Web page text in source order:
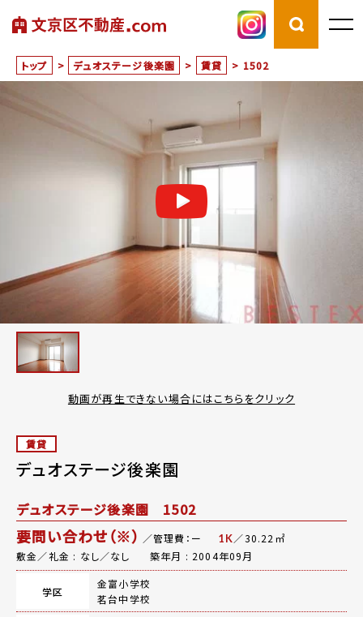
トップ > デュオステージ後楽園 > 賃貸 > 1502
動画が再生できない場合にはこちらをクリック
賃貸
デュオステージ後楽園
デュオステージ後楽園 1502
要問い合わせ（※） ／管理費：ー 1K／30.22㎡
敷金／礼金 : なし／なし
築年月 : 2004年09月
学区
金富小学校
茗台中学校